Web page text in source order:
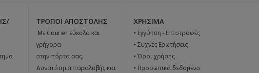
ΤΡΌΠΟΙ ΑΠΟΣΤΟΛΉΣ
 Με Courier εύκολα και
γρήγορα
στην πόρτα σας.
Δυνατότητα παραλαβής και
ΧΡΉΣΙΜΑ
• Εγγύηση - Επιστροφές
• Συχνές Ερωτήσεις
• Όροι χρήσης
• Προσωπικά δεδομένα